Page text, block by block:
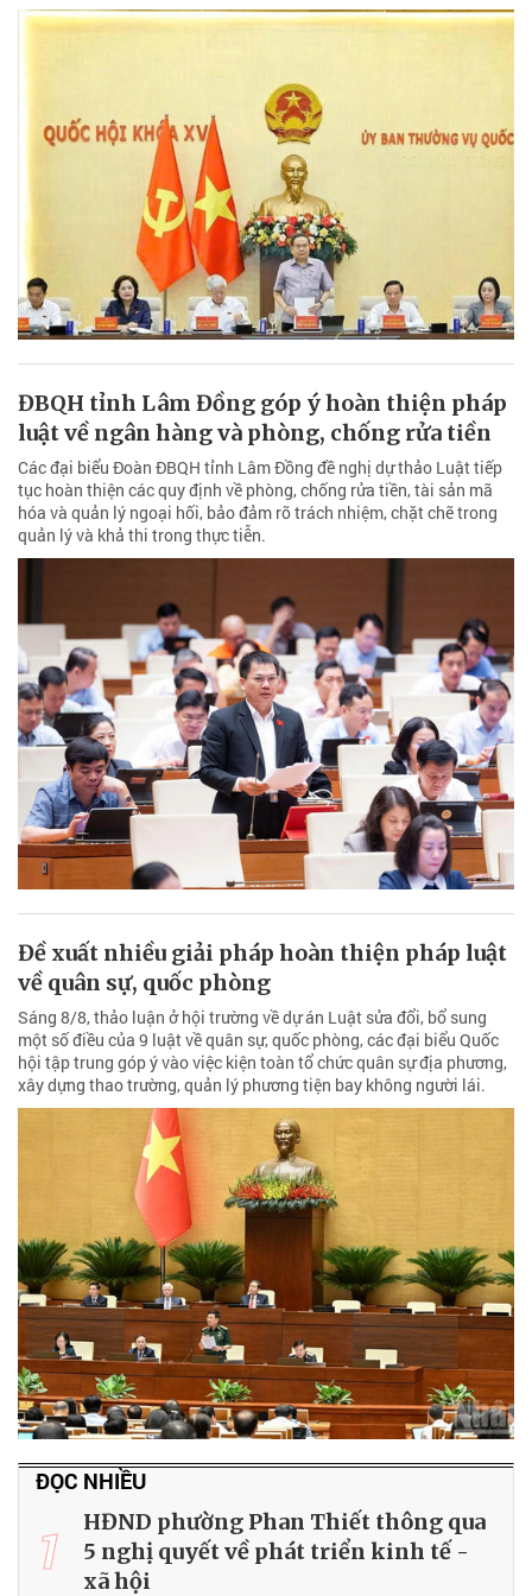
ĐBQH tỉnh Lâm Đồng góp ý hoàn thiện pháp
luật về ngân hàng và phòng, chống rửa tiền
Các đại biểu Đoàn ĐBQH tỉnh Lâm Đồng đề nghị dự thảo Luật tiếp
tục hoàn thiện các quy định về phòng, chống rửa tiền, tài sản mã
hóa và quản lý ngoại hối, bảo đảm rõ trách nhiệm, chặt chẽ trong
quản lý và khả thi trong thực tiễn.
Đề xuất nhiều giải pháp hoàn thiện pháp luật
về quân sự, quốc phòng
Sáng 8/8, thảo luận ở hội trường về dự án Luật sửa đổi, bổ sung
một số điều của 9 luật về quân sự, quốc phòng, các đại biểu Quốc
hội tập trung góp ý vào việc kiện toàn tổ chức quân sự địa phương,
xây dựng thao trường, quản lý phương tiện bay không người lái.
ĐỌC NHIỀU
1
HĐND phường Phan Thiết thông qua
5 nghị quyết về phát triển kinh tế -
xã hội